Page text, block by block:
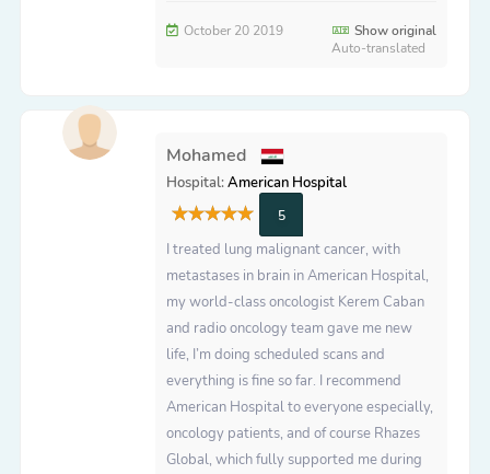
October 20 2019
Show original
Auto-translated
Mohamed
Hospital:American Hospital
5
I treated lung malignant cancer, with
metastases in brain in American Hospital,
my world-class oncologist Kerem Caban
and radio oncology team gave me new
life, I’m doing scheduled scans and
everything is fine so far. I recommend
American Hospital to everyone especially,
oncology patients, and of course Rhazes
Global, which fully supported me during